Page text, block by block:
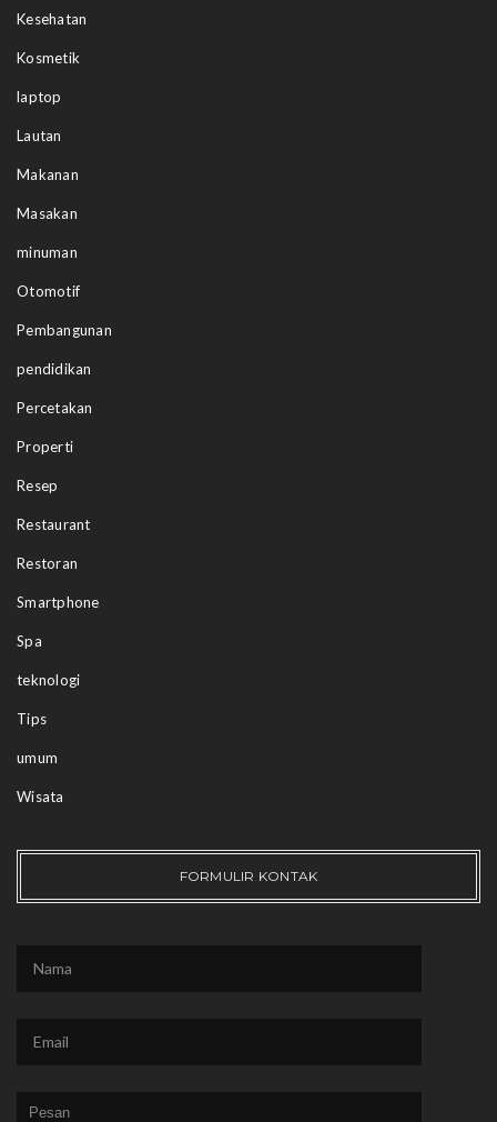
Kesehatan
Kosmetik
laptop
Lautan
Makanan
Masakan
minuman
Otomotif
Pembangunan
pendidikan
Percetakan
Properti
Resep
Restaurant
Restoran
Smartphone
Spa
teknologi
Tips
umum
Wisata
FORMULIR KONTAK